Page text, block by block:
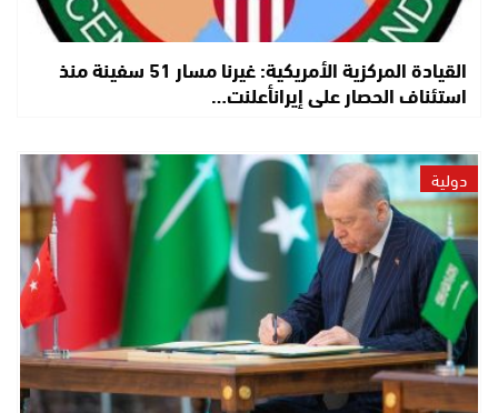
القيادة المركزية الأمريكية: غيرنا مسار 51 سفينة منذ
استئناف الحصار على إيرانأعلنت…
دولية